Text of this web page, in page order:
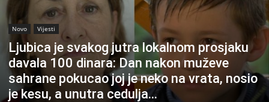
Novo Vijesti
Ljubica je svakog jutra lokalnom prosjaku
davala 100 dinara: Dan nakon muževe
sahrane pokucao joj je neko na vrata, nosio
je kesu, a unutra cedulja…